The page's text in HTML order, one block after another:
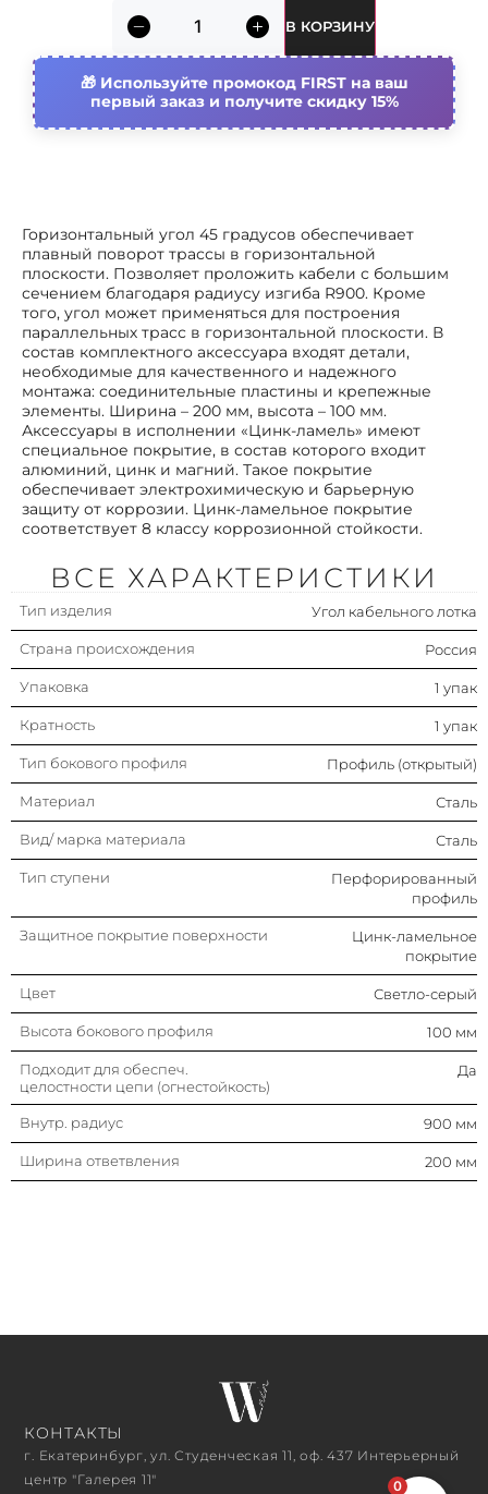
Горизонтальный угол 45 градусов обеспечивает
плавный поворот трассы в горизонтальной
плоскости. Позволяет проложить кабели с большим
сечением благодаря радиусу изгиба R900. Кроме
того, угол может применяться для построения
параллельных трасс в горизонтальной плоскости. В
состав комплектного аксессуара входят детали,
необходимые для качественного и надежного
монтажа: соединительные пластины и крепежные
элементы. Ширина – 200 мм, высота – 100 мм.
Аксессуары в исполнении «Цинк-ламель» имеют
специальное покрытие, в состав которого входит
алюминий, цинк и магний. Такое покрытие
обеспечивает электрохимическую и барьерную
защиту от коррозии. Цинк-ламельное покрытие
соответствует 8 классу коррозионной стойкости.
профиль
Защитное покрытие поверхности
Цинк-ламельное
покрытие
Подходит для обеспеч.
целостности цепи
(огнестойкость)
Да
Внутр. радиус 900 мм
Ширина ответвления 200 мм
В КОРЗИНУ
Используйте промокод FIRST на ваш
первый заказ и получите скидку 15%
ВСЕ ХАРАКТЕРИСТИКИ
Тип изделия Угол кабельного лотка
Страна происхождения Россия
Упаковка 1 упак
Кратность 1 упак
Тип бокового профиля Профиль (открытый)
Материал Сталь
Вид/ марка материала Сталь
Тип ступени
Перфорированный
профиль
Защитное покрытие поверхности
Цинк-ламельное
покрытие
Цвет Светло-серый
Высота бокового профиля 100 мм
Подходит для обеспеч.
целостности цепи (огнестойкость)
Да
Внутр. радиус 900 мм
Ширина ответвления 200 мм
КОНТАКТЫ
г. Екатеринбург, ул. Студенческая 11, оф. 437 Интерьерный
центр "Галерея 11"
0